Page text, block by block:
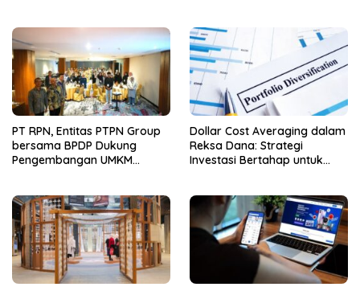
untuk Dukung Konektivitas
DIY
PT RPN, Entitas PTPN Group
bersama BPDP Dukung
Pengembangan UMKM
Dollar Cost Averaging dalam
Reksa Dana: Strategi
Investasi Bertahap untuk